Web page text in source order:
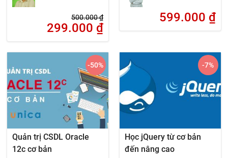
500.000₫
299.000 ₫
599.000 ₫
Quản trị CSDL Oracle
12c cơ bản
-50%
Học jQuery từ cơ bản
đến nâng cao
-7%